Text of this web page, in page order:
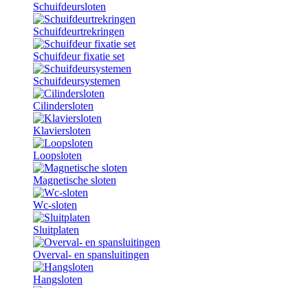
Schuifdeursloten
Schuifdeurtrekringen
Schuifdeur fixatie set
Schuifdeursystemen
Cilindersloten
Klaviersloten
Loopsloten
Magnetische sloten
Wc-sloten
Sluitplaten
Overval- en spansluitingen
Hangsloten